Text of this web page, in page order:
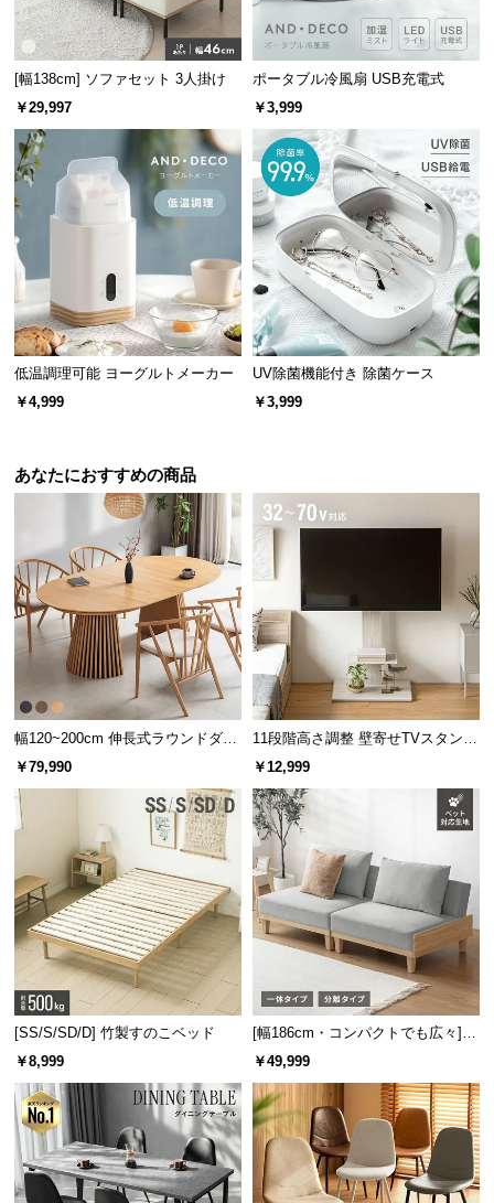
ン
セ
ル
つ
い
て
保
い
て
会
約
い
て
お
サ
ポ
お
知
ら
ブ
ロ
グ
企
業
[幅138cm] ソファセット 3人掛け
￥29,997
ポータブル冷風扇 USB充電式
￥3,999
低温調理可能 ヨーグルトメーカー
￥4,999
UV除菌機能付き 除菌ケース
￥3,999
あなたにおすすめの商品
幅120~200cm 伸長式ラウンドダイ
ニングテーブル 6人掛け 天然木突
￥79,990
11段階高さ調整 壁寄せTVスタンド
キャスター付き 上下左右角度調節
￥12,999
[SS/S/SD/D] 竹製すのこベッド
￥8,999
[幅186cm・コンパクトでも広々] 3
人掛けソファベッド リクライニン
￥49,999